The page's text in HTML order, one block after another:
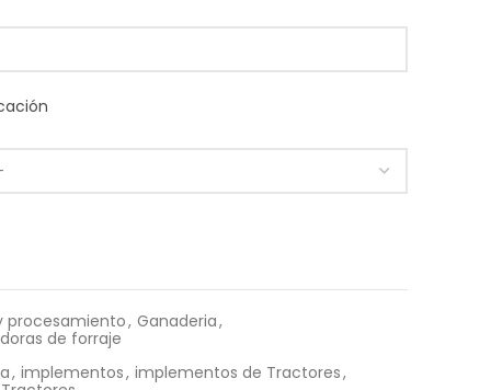
procesamiento, Ganaderia,
de forraje
, implementos, implementos de Tractores,